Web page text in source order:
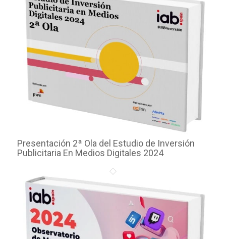
Presentación 2ª Ola del Estudio de Inversión
Publicitaria En Medios Digitales 2024